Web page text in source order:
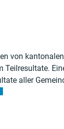
von
Teilresultate.
aller
Link wird in